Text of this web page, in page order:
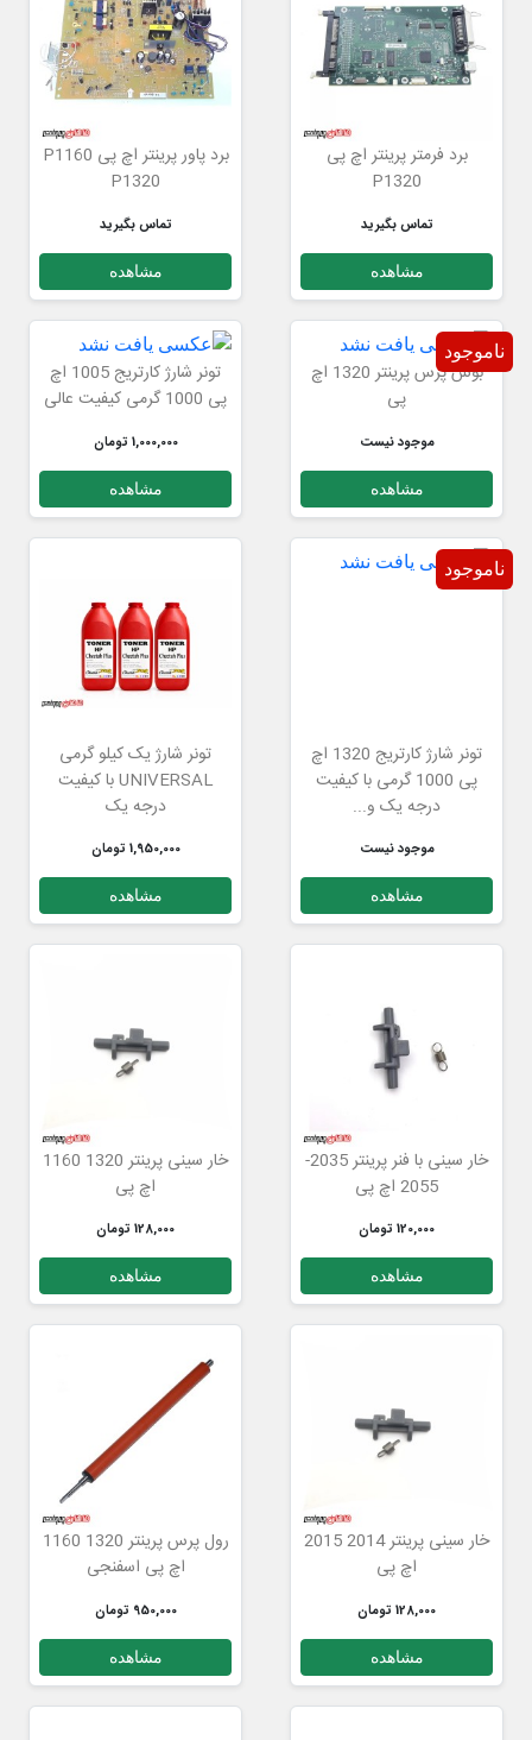
برد فرمتر پرینتر اچ پی
P1320
تماس بگیرید
مشاهده
برد پاور پرینتر اچ پی P1160
P1320
تماس بگیرید
مشاهده
بوش پرس پرینتر 1320 اچ
پی
موجود نیست
مشاهده
ناموجود
تونر شارژ کارتریج 1005 اچ
پی 1000 گرمی کیفیت عالی
1,000,000 تومان
مشاهده
تونر شارژ کارتریج 1320 اچ
پی 1000 گرمی با کیفیت
درجه یک و...
موجود نیست
مشاهده
ناموجود
تونر شارژ یک کیلو گرمی
UNIVERSAL با کیفیت
درجه یک
1,950,000 تومان
مشاهده
خار سینی با فنر پرینتر 2035-
2055 اچ پی
120,000 تومان
مشاهده
خار سینی پرینتر 1320 1160
اچ پی
128,000 تومان
مشاهده
خار سینی پرینتر 2014 2015
اچ پی
128,000 تومان
مشاهده
رول پرس پرینتر 1320 1160
اچ پی اسفنجی
950,000 تومان
مشاهده